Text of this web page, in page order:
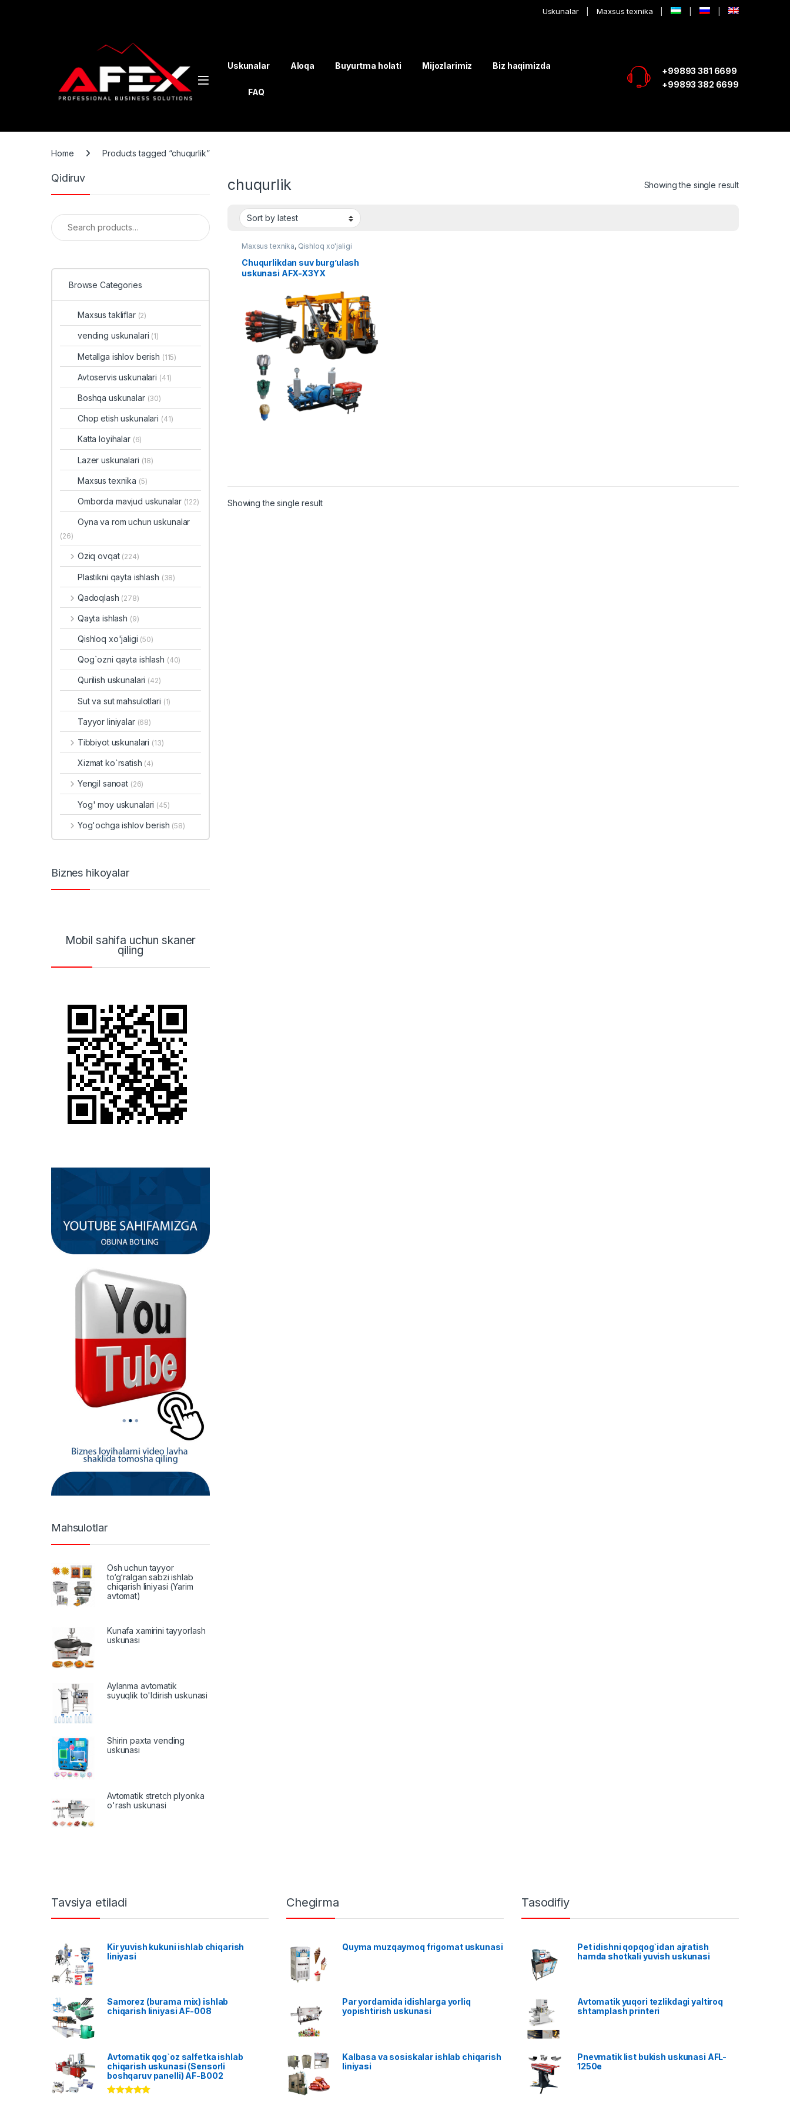
Uskunalar Maxsus texnika
Uskunalar Aloqa Buyurtma holati Mijozlarimiz Biz haqimizda
FAQ
+99893 381 6699
+99893 382 6699
Home Products tagged “chuqurlik”
chuqurlik Showing the single result
Maxsus texnika, Qishloq xo'jaligi
Chuqurlikdan suv burg’ulash
uskunasi AFX-X3YX
Showing the single result
Qidiruv
Search for:
Browse Categories
Maxsus takliflar (2)
vending uskunalari (1)
Metallga ishlov berish (115)
Avtoservis uskunalari (41)
Boshqa uskunalar (30)
Chop etish uskunalari (41)
Katta loyihalar (6)
Lazer uskunalari (18)
Maxsus texnika (5)
Omborda mavjud uskunalar (122)
Oyna va rom uchun uskunalar
(26)
Oziq ovqat (224)
Plastikni qayta ishlash (38)
Qadoqlash (278)
Qayta ishlash (9)
Qishloq xo'jaligi (50)
Qog`ozni qayta ishlash (40)
Qurilish uskunalari (42)
Sut va sut mahsulotlari (1)
Tayyor liniyalar (68)
Tibbiyot uskunalari (13)
Xizmat ko`rsatish (4)
Yengil sanoat (26)
Yog' moy uskunalari (45)
Yog'ochga ishlov berish (58)
Biznes hikoyalar
Mobil sahifa uchun skaner
qiling
Mahsulotlar
Osh uchun tayyor
to‘g‘ralgan sabzi ishlab
chiqarish liniyasi (Yarim
avtomat)
Kunafa xamirini tayyorlash
uskunasi
Aylanma avtomatik
suyuqlik to'ldirish uskunasi
Shirin paxta vending
uskunasi
Avtomatik stretch plyonka
o'rash uskunasi
Tavsiya etiladi
Kir yuvish kukuni ishlab chiqarish
liniyasi
Samorez (burama mix) ishlab
chiqarish liniyasi AF-008
Avtomatik qog`oz salfetka ishlab
chiqarish uskunasi (Sensorli
boshqaruv panelli) AF-B002
Chegirma
Quyma muzqaymoq frigomat uskunasi
Par yordamida idishlarga yorliq
yopishtirish uskunasi
Kalbasa va sosiskalar ishlab chiqarish
liniyasi
Tasodifiy
Pet idishni qopqog`idan ajratish
hamda shotkali yuvish uskunasi
Avtomatik yuqori tezlikdagi yaltiroq
shtamplash printeri
Pnevmatik list bukish uskunasi AFL-
1250e